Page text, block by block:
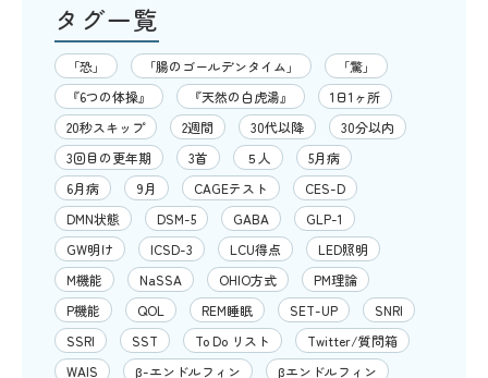
タグ一覧
「恐」 「腸のゴールデンタイム」
「驚」
『6つの体操』
『天然の白虎湯』
1日1ヶ所
20秒スキップ
2週間 30代以降
30分以内
3回目の更年期
3首 ５人
5月病
6月病
9月 CAGEテスト
CES-D
DMN状態
DSM-5 GABA
GLP-1
GW明け
ICSD-3 LCU得点
LED照明
M機能
NaSSA OHIO方式
PM理論
P機能
QOL REM睡眠 SET-UP
SNRI
SSRI
SST To Do リスト
Twitter/質問箱
WAIS
β-エンドルフィン
βエンドルフィン